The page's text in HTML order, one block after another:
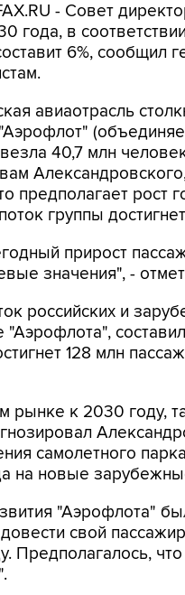
- Совет
года, в
6%, сообщил
авиаотрасль
40,7 млн
предполагает рост
группы
прирост
значения", -
российских и
128 млн
рынке к 2030 году,
самолетного
на новые
"Аэрофлота"
свой
Предполагалось,